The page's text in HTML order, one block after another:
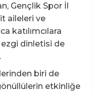
Gençlik Spor İl
aileleri ve
katılımcılara
ezgi dinletisi de
biri de
etkinliğe